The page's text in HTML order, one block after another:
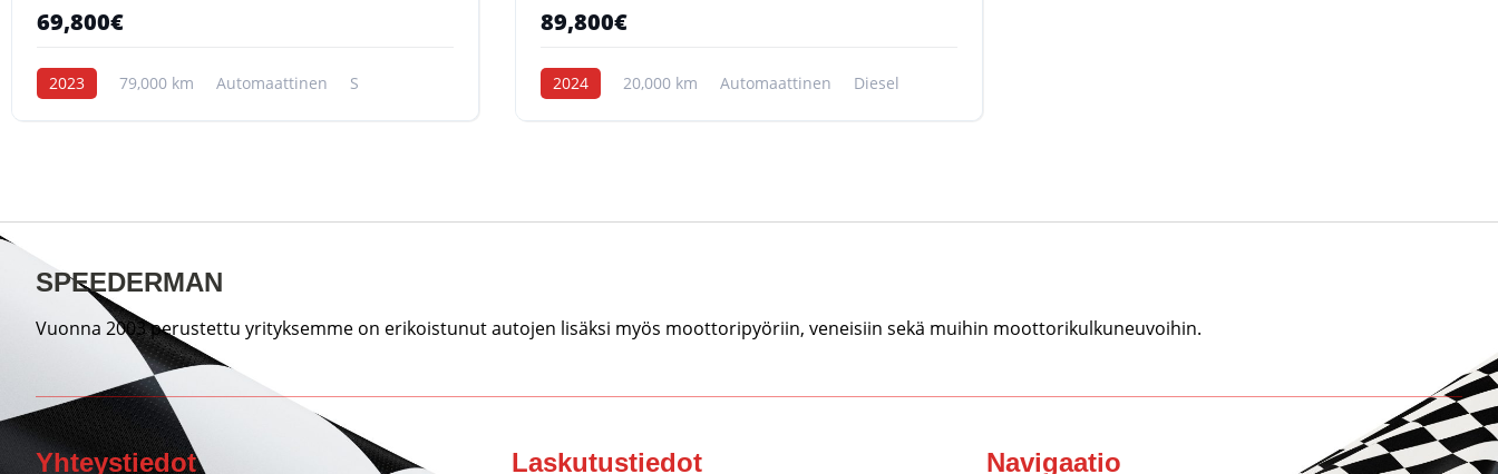
69,800€
2023 79,000 km Automaattinen S
89,800€
2024 20,000 km Automaattinen Diesel
SPEEDERMAN
Vuonna 2003 perustettu yrityksemme on erikoistunut autojen lisäksi myös moottoripyöriin, veneisiin sekä muihin moottorikulkuneuvoihin.
Yhteystiedot Laskutustiedot Navigaatio